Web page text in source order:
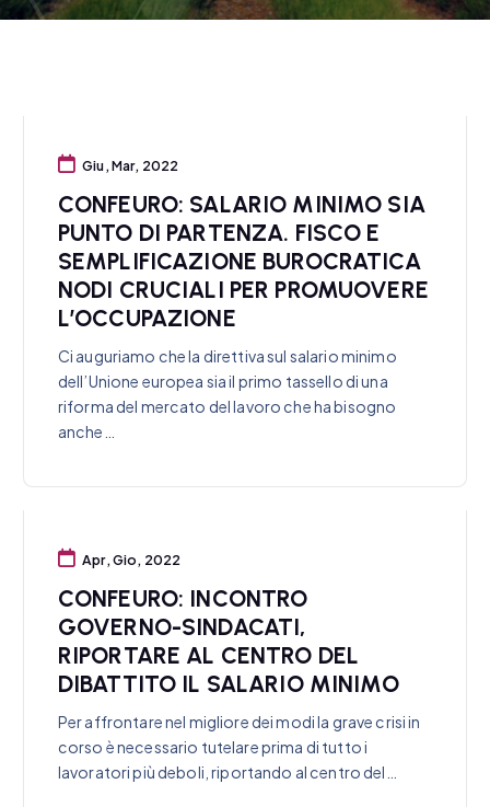
Giu, Mar, 2022
CONFEURO: SALARIO MINIMO SIA
PUNTO DI PARTENZA. FISCO E
SEMPLIFICAZIONE BUROCRATICA
NODI CRUCIALI PER PROMUOVERE
L’OCCUPAZIONE
Ci auguriamo che la direttiva sul salario minimo
dell’Unione europea sia il primo tassello di una
riforma del mercato del lavoro che ha bisogno
anche…
Apr, Gio, 2022
CONFEURO: INCONTRO
GOVERNO-SINDACATI,
RIPORTARE AL CENTRO DEL
DIBATTITO IL SALARIO MINIMO
Per affrontare nel migliore dei modi la grave crisi in
corso è necessario tutelare prima di tutto i
lavoratori più deboli, riportando al centro del…